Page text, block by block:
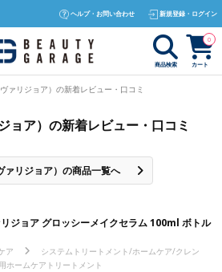
ヘルプ・お問い合わせ 新規登録・ログイン
商品検索 カート
0
ァリジョア）の新着レビュー・口コミ
ア）の新着レビュー・口コミ
リジョア）の商品一覧へ
ジョア グロッシーメイクセラム 100ml ボトル
ア
システムトリートメント/ホームケア/クレン
ホームケアトリートメント